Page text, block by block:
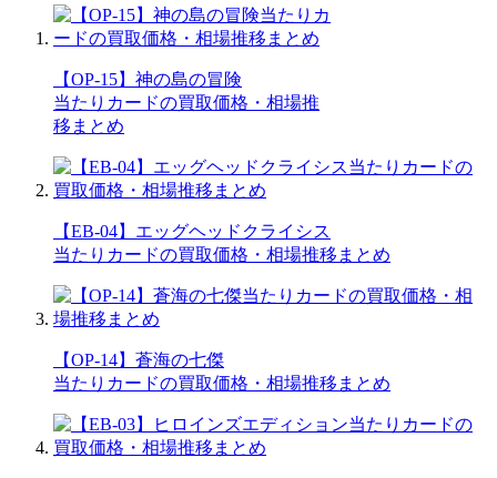
【OP-15】神の島の冒険
当たりカードの買取価格・相場推
移まとめ
【EB-04】エッグヘッドクライシス
当たりカードの買取価格・相場推移まとめ
【OP-14】蒼海の七傑
当たりカードの買取価格・相場推移まとめ